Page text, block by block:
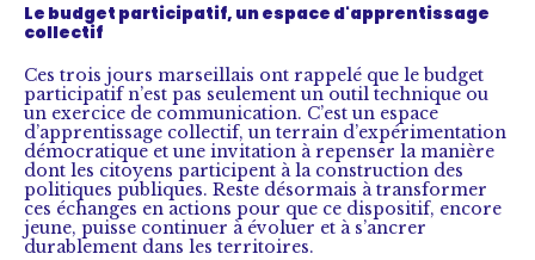
Le budget participatif, un espace d'apprentissage
collectif
Ces trois jours marseillais ont rappelé que le budget
participatif n’est pas seulement un outil technique ou
un exercice de communication. C’est un espace
d’apprentissage collectif, un terrain d’expérimentation
démocratique et une invitation à repenser la manière
dont les citoyens participent à la construction des
politiques publiques. Reste désormais à transformer
ces échanges en actions pour que ce dispositif, encore
jeune, puisse continuer à évoluer et à s’ancrer
durablement dans les territoires.